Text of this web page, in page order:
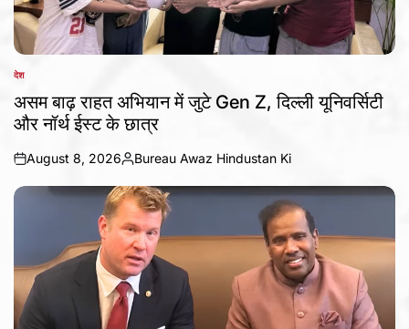
POSTED
IN
देश
असम बाढ़ राहत अभियान में जुटे Gen Z, दिल्ली यूनिवर्सिटी
और नॉर्थ ईस्ट के छात्र
on
August 8, 2026
Posted
by
Bureau Awaz Hindustan Ki